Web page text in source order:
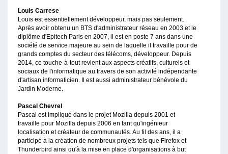
Louis Carrese
Louis est essentiellement développeur, mais pas seulement.
Après avoir obtenu un BTS d'administrateur réseau en 2003 et le
diplôme d'Epitech Paris en 2007, il est en poste 7 ans dans une
société de service majeure au sein de laquelle il travaille pour de
grands comptes du secteur des télécoms, développeur. Depuis
2014, ce touche-à-tout revient aux aspects créatifs, culturels et
sociaux de l'informatique au travers de son activité indépendante
d'artisan informaticien. Il est aussi administrateur bénévole du
Jardin Moderne.
Pascal Chevrel
Pascal est impliqué dans le projet Mozilla depuis 2001 et
travaille pour Mozilla depuis 2006 en tant qu'ingénieur
localisation et créateur de communautés. Au fil des ans, il a
participé à la création de nombreux projets tels que Firefox et
Thunderbird ainsi qu'à la mise en place d'organisations à but